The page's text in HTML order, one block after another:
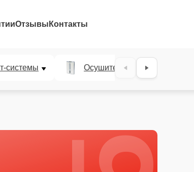
Отзывы Контакты
системы Осушители воздуха